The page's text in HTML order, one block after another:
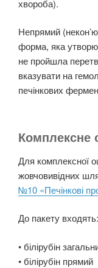
хвороба).
Непрямий
форма, яка
не пройшла
вказувати на
печінкових
Комплексне
Для комплексної
жовчовивідних
№10 «Печінкові
До пакету входять:
• білірубін
• білірубін прямий